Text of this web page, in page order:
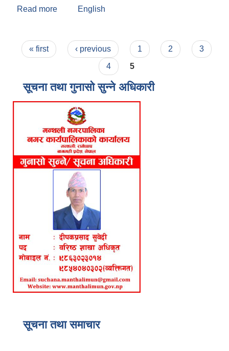
Read more about मन्थली नगरपालिकाको संक्षिप्त चिनारी
English
Pages
« first ‹ previous 1 2
3
4
5
सूचना तथा गुनासो सुन्ने अधिकारी
सूचना तथा समाचार